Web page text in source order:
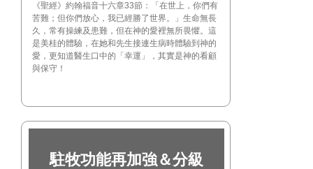
《聖經》約翰福音十六章33節：「在世上，你們有
苦難；但你們放心，我已經勝了世界。」生命無長
久，常有操練及患難，但在神的愛裡無所畏懼。這
是美桂的體驗，在她和先生接連生病時體驗到神的
愛，更知道醫生口中的「幸運」，其實是神的看顧
與保守！
駐牧功能再加強＆分級